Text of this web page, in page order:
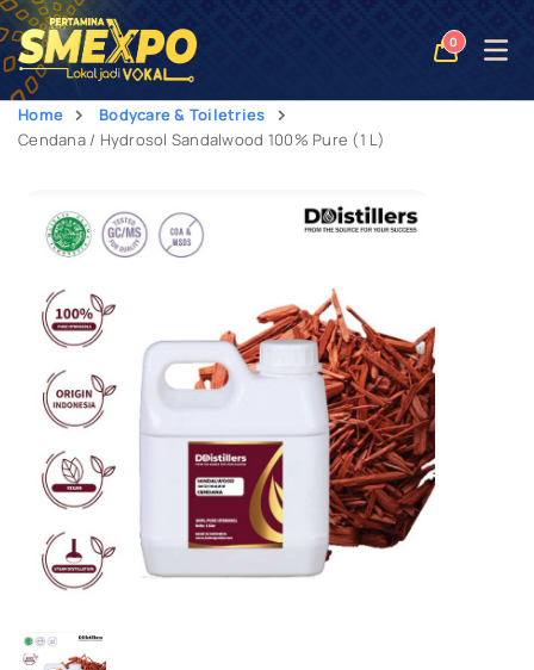
0
Open
Home
Bodycare & Toiletries
Cendana / Hydrosol Sandalwood 100% Pure (1 L)